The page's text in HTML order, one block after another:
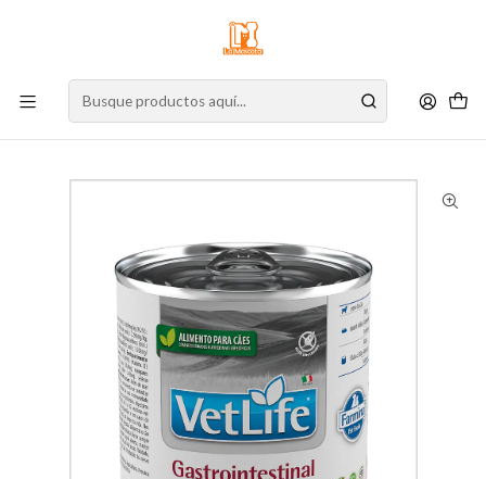
Nuestro stock online es independiente de la tienda física.
Compre por la web para garantizar sus productos y espere nuestra
Perro Alimento para Perros
Cuidados Especiales
Estomacal
Vet Life WF Dog Gastrointestinal | Lata 300 g